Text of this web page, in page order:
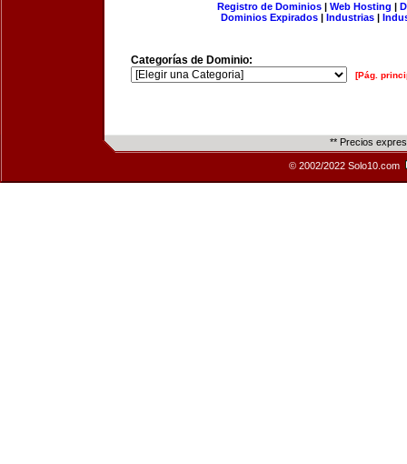
Registro de Dominios| Web Hosting |
Dominios Expirados | Industrias |
Categorías de Dominio:
[Pág.
** Precios
© 2002/2022 Solo10.com